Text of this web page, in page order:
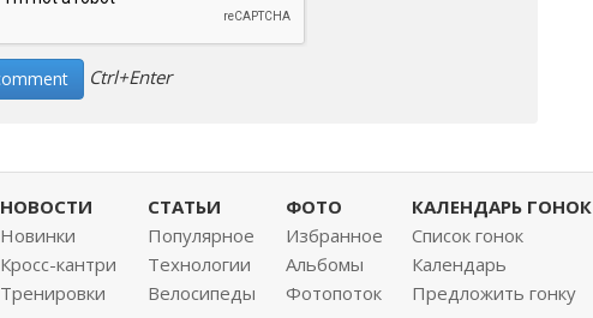
Ctrl+Enter
НОВОСТИ
Новинки
Кросс-кантри
Тренировки
СТАТЬИ
Популярное
Технологии
Велосипеды
ФОТО
Избранное
Альбомы
Фотопоток
КАЛЕНДАРЬ ГОНОК
Список гонок
Календарь
Предложить гонку